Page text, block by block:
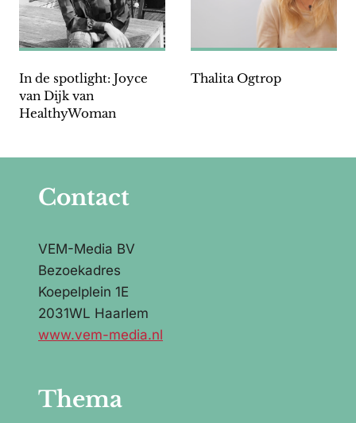
In de spotlight: Joyce
van Dijk van
HealthyWoman
Thalita Ogtrop
Contact
VEM-Media BV
Bezoekadres
Koepelplein 1E
2031WL Haarlem
www.vem-media.nl
Thema